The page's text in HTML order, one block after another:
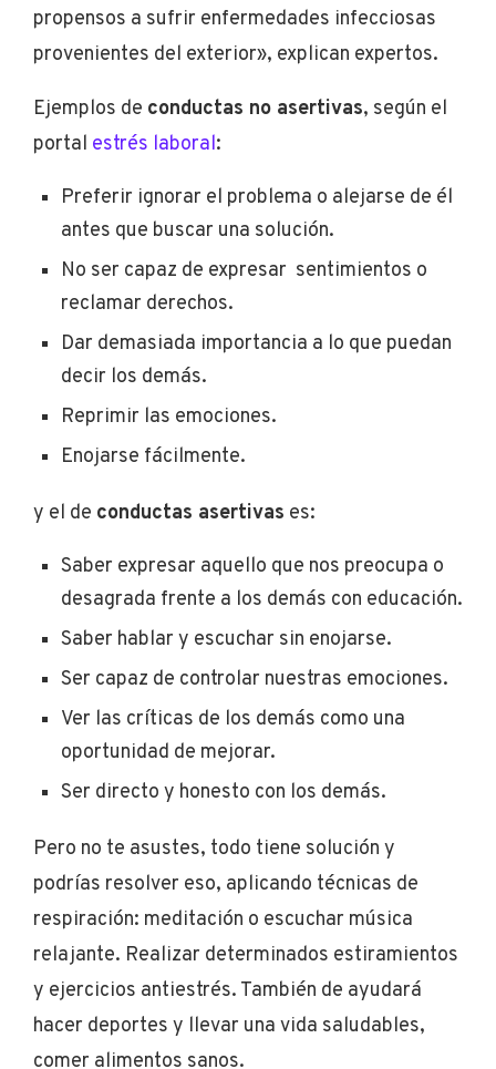
propensos a sufrir enfermedades infecciosas
provenientes del exterior», explican expertos.
Ejemplos de conductas no asertivas, según el
portal estrés laboral:
Preferir ignorar el problema o alejarse de él
antes que buscar una solución.
No ser capaz de expresar sentimientos o
reclamar derechos.
Dar demasiada importancia a lo que puedan
decir los demás.
Reprimir las emociones.
Enojarse fácilmente.
y el de conductas asertivas es:
Saber expresar aquello que nos preocupa o
desagrada frente a los demás con educación.
Saber hablar y escuchar sin enojarse.
Ser capaz de controlar nuestras emociones.
Ver las críticas de los demás como una
oportunidad de mejorar.
Ser directo y honesto con los demás.
Pero no te asustes, todo tiene solución y
podrías resolver eso, aplicando técnicas de
respiración: meditación o escuchar música
relajante. Realizar determinados estiramientos
y ejercicios antiestrés. También de ayudará
hacer deportes y llevar una vida saludables,
comer alimentos sanos.